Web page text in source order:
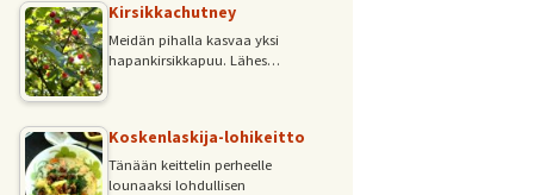
Kirsikkachutney
Meidän pihalla kasvaa yksi
hapankirsikkapuu. Lähes…
Koskenlaskija-lohikeitto
Tänään keittelin perheelle
lounaaksi lohdullisen